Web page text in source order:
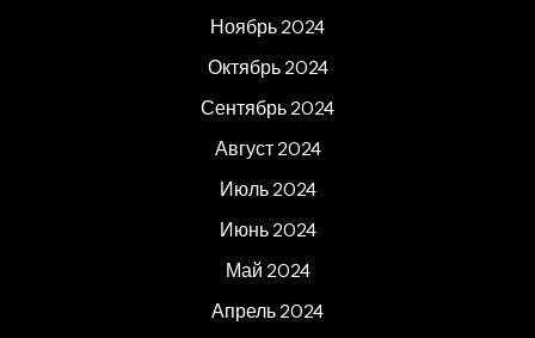
Ноябрь 2024
Октябрь 2024
Сентябрь 2024
Август 2024
Июль 2024
Июнь 2024
Май 2024
Апрель 2024